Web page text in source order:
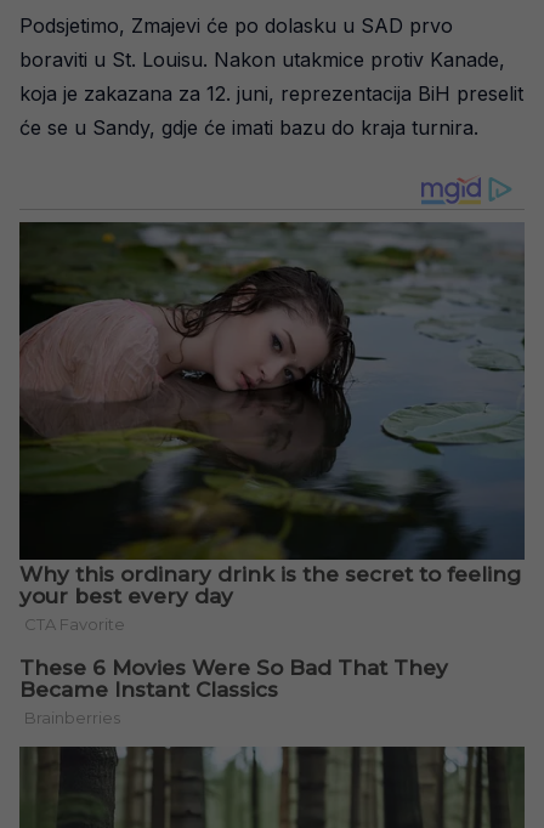
Podsjetimo, Zmajevi će po dolasku u SAD prvo
boraviti u St. Louisu. Nakon utakmice protiv Kanade,
koja je zakazana za 12. juni, reprezentacija BiH preselit
će se u Sandy, gdje će imati bazu do kraja turnira.